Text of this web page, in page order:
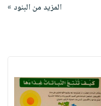
المزيد من البنود »